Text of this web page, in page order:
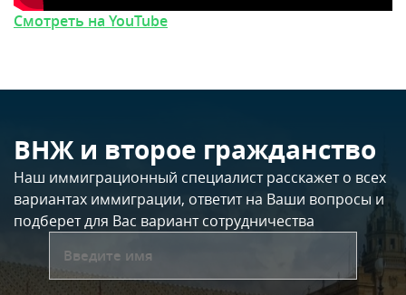
Смотреть на YouTube
ВНЖ и второе гражданство
Наш иммиграционный специалист расскажет о всех
вариантах иммиграции, ответит на Ваши вопросы и
подберет для Вас вариант сотрудничества